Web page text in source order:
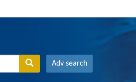
Adv search